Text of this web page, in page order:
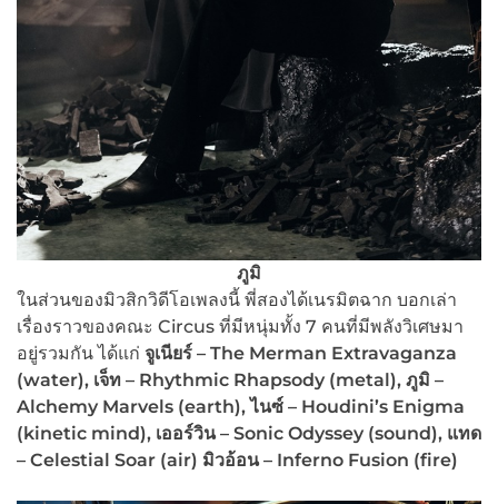
ภูมิ
ในส่วนของมิวสิกวิดีโอเพลงนี้ พี่สองได้เนรมิตฉาก บอกเล่า
เรื่องราวของคณะ Circus ที่มีหนุ่มทั้ง 7 คนที่มีพลังวิเศษมา
อยู่รวมกัน ได้แก่ จูเนียร์ – The Merman Extravaganza
(water), เจ็ท – Rhythmic Rhapsody (metal), ภูมิ –
Alchemy Marvels (earth), ไนซ์ – Houdini’s Enigma
(kinetic mind), เออร์วิน – Sonic Odyssey (sound), แทด
– Celestial Soar (air) มิวอ้อน – Inferno Fusion (fire)